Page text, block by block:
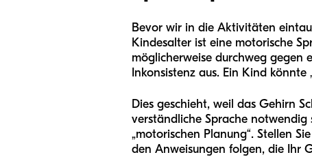
Bevor wir in die Aktivitäten
Kindesalter ist eine motorische
möglicherweise durchweg gegen
Inkonsistenz aus. Ein Kind
Dies geschieht, weil das Gehirn
verständliche Sprache notwendig
„motorischen Planung“. Stellen
den Anweisungen folgen, die Ihr